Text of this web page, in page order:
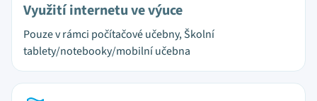
Využití internetu ve výuce
Pouze v rámci počítačové učebny, Školní
tablety/notebooky/mobilní učebna